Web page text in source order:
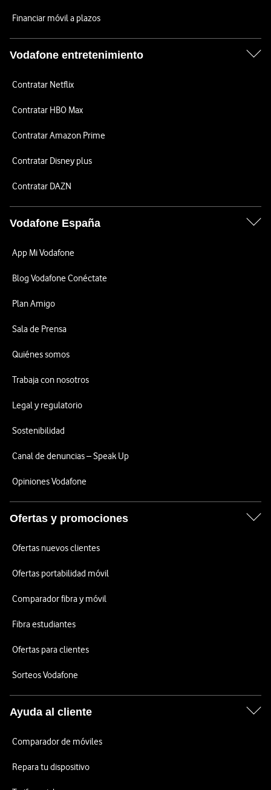
Financiar móvil a plazos
Vodafone entretenimiento
Contratar Netflix
Contratar HBO Max
Contratar Amazon Prime
Contratar Disney plus
Contratar DAZN
Vodafone España
App Mi Vodafone
Blog Vodafone Conéctate
Plan Amigo
Sala de Prensa
Quiénes somos
Trabaja con nosotros
Legal y regulatorio
Sostenibilidad
Canal de denuncias – Speak Up
Opiniones Vodafone
Ofertas y promociones
Ofertas nuevos clientes
Ofertas portabilidad móvil
Comparador fibra y móvil
Fibra estudiantes
Ofertas para clientes
Sorteos Vodafone
Ayuda al cliente
Comparador de móviles
Repara tu dispositivo